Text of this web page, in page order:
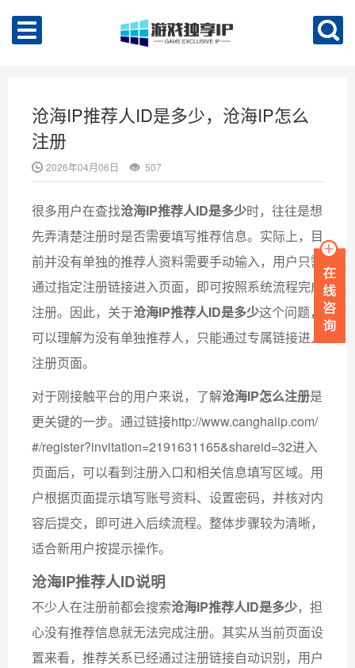
沧海IP推荐人ID是多少，沧海IP怎么
注册
2026年04月06日 507
很多用户在查找沧海IP推荐人ID是多少时，往往是想
先弄清楚注册时是否需要填写推荐信息。实际上，目
前并没有单独的推荐人资料需要手动输入，用户只需
通过指定注册链接进入页面，即可按照系统流程完成
注册。因此，关于沧海IP推荐人ID是多少这个问题，
可以理解为没有单独推荐人，只能通过专属链接进入
注册页面。
对于刚接触平台的用户来说，了解沧海IP怎么注册是
更关键的一步。通过链接http://www.canghaiip.com/
#/register?invitation=2191631165&shareid=32进入
页面后，可以看到注册入口和相关信息填写区域。用
户根据页面提示填写账号资料、设置密码，并核对内
容后提交，即可进入后续流程。整体步骤较为清晰，
适合新用户按提示操作。
沧海IP推荐人ID说明
不少人在注册前都会搜索沧海IP推荐人ID是多少，担
心没有推荐信息就无法完成注册。其实从当前页面设
置来看，推荐关系已经通过注册链接自动识别，用户